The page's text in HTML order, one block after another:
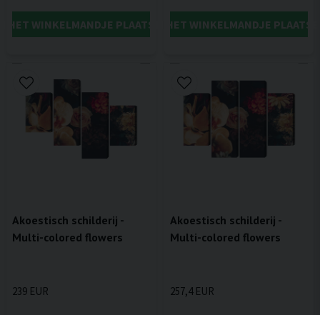
HET WINKELMANDJE PLAATSENIN HET WINKELMANDJE
Akoestisch schilderij -
Multi-colored flowers
239 EUR
Akoestisch schilderij -
Multi-colored flowers
257,4 EUR